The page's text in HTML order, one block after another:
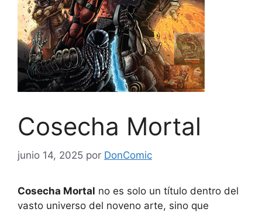
Cosecha Mortal
junio 14, 2025 por DonComic
Cosecha Mortal no es solo un título dentro del
vasto universo del noveno arte, sino que